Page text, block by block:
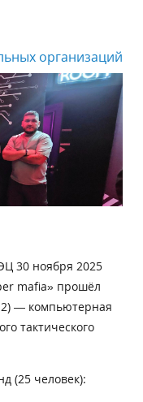
организаций
30 ноября 2025
mafia» прошёл
— компьютерная
тактического
(25 человек):